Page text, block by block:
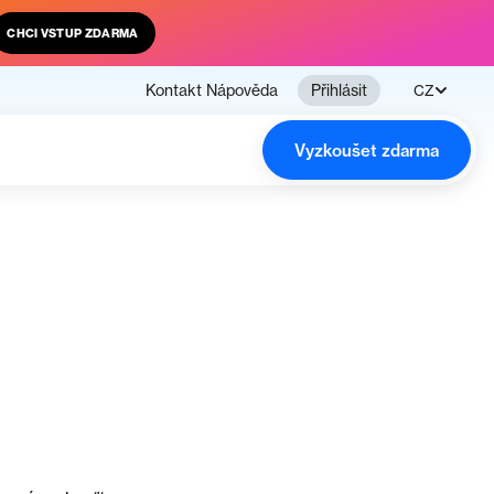
CHCI VSTUP ZDARMA
Kontakt Nápověda Přihlásit CZ
Vyzkoušet zdarma